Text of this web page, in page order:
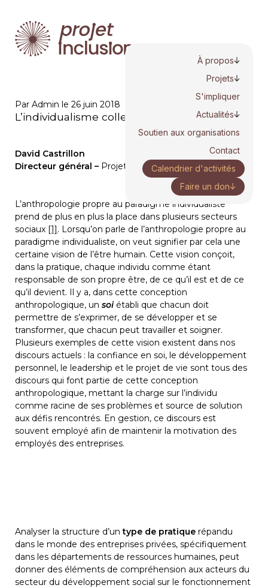
À propos
Projets
S'impliquer
Actualités
Soutien aux organisations
Contact
Calendrier d'activités
Faire un don
Par Admin le 26 juin 2018
L’individualisme collectif
David Castrillon
Directeur général – Projet inclusion
L’anthropologie propre au paradigme individualiste
prend de plus en plus la place dans plusieurs secteurs
sociaux [1]. Lorsqu’on parle de l’anthropologie propre au
paradigme individualiste, on veut signifier par cela une
certaine vision de l’être humain. Cette vision conçoit,
dans la pratique, chaque individu comme étant
responsable de son propre être, de ce qu’il est et de ce
qu’il devient. Il y a, dans cette conception
anthropologique, un soi établi que chacun doit
permettre de s’exprimer, de se développer et se
transformer, que chacun peut travailler et soigner.
Plusieurs exemples de cette vision existent dans nos
discours actuels : la confiance en soi, le développement
personnel, le leadership et le projet de vie sont tous des
discours qui font partie de cette conception
anthropologique, mettant la charge sur l’individu
comme racine de ses problèmes et source de solution
aux défis rencontrés. En gestion, ce discours est
souvent employé afin de maintenir la motivation des
employés des entreprises.
Analyser la structure d’un type de pratique répandu
dans le monde des entreprises privées, spécifiquement
dans les départements de ressources humaines, peut
donner des éléments de compréhension aux acteurs du
secteur du développement social sur le fonctionnement